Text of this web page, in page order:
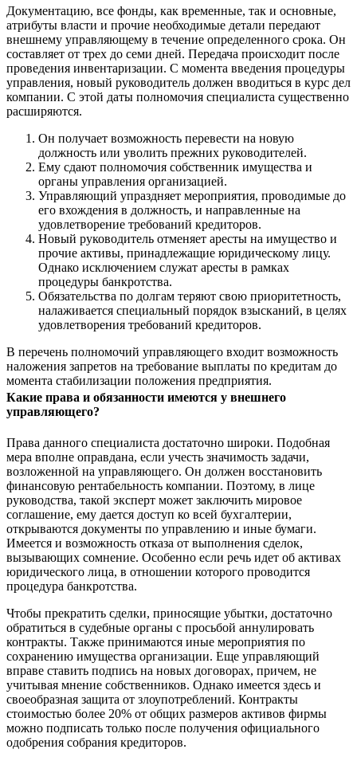
Документацию, все фонды, как временные, так и основные,
атрибуты власти и прочие необходимые детали передают
внешнему управляющему в течение определенного срока. Он
составляет от трех до семи дней. Передача происходит после
проведения инвентаризации. С момента введения процедуры
управления, новый руководитель должен вводиться в курс дел
компании. С этой даты полномочия специалиста существенно
расширяются.
Он получает возможность перевести на новую
должность или уволить прежних руководителей.
Ему сдают полномочия собственник имущества и
органы управления организацией.
Управляющий упраздняет мероприятия, проводимые до
его вхождения в должность, и направленные на
удовлетворение требований кредиторов.
Новый руководитель отменяет аресты на имущество и
прочие активы, принадлежащие юридическому лицу.
Однако исключением служат аресты в рамках
процедуры банкротства.
Обязательства по долгам теряют свою приоритетность,
налаживается специальный порядок взысканий, в целях
удовлетворения требований кредиторов.
В перечень полномочий управляющего входит возможность
наложения запретов на требование выплаты по кредитам до
момента стабилизации положения предприятия.
Какие права и обязанности имеются у внешнего
управляющего?
Права данного специалиста достаточно широки. Подобная
мера вполне оправдана, если учесть значимость задачи,
возложенной на управляющего. Он должен восстановить
финансовую рентабельность компании. Поэтому, в лице
руководства, такой эксперт может заключить мировое
соглашение, ему дается доступ ко всей бухгалтерии,
открываются документы по управлению и иные бумаги.
Имеется и возможность отказа от выполнения сделок,
вызывающих сомнение. Особенно если речь идет об активах
юридического лица, в отношении которого проводится
процедура банкротства.
Чтобы прекратить сделки, приносящие убытки, достаточно
обратиться в судебные органы с просьбой аннулировать
контракты. Также принимаются иные мероприятия по
сохранению имущества организации. Еще управляющий
вправе ставить подпись на новых договорах, причем, не
учитывая мнение собственников. Однако имеется здесь и
своеобразная защита от злоупотреблений. Контракты
стоимостью более 20% от общих размеров активов фирмы
можно подписать только после получения официального
одобрения собрания кредиторов.